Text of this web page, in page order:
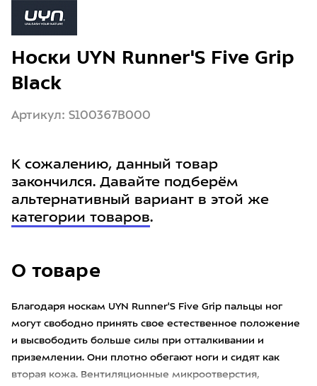
О товаре
Благодаря носкам UYN Runner'S Five Grip пальцы ног
могут свободно принять свое естественное положение
и высвободить больше силы при отталкивании и
приземлении. Они плотно обегают ноги и сидят как
вторая кожа. Вентиляционные микроотверстия,
Носки UYN Runner'S Five Grip
Black
Артикул: S100367B000
К сожалению, данный товар
закончился. Давайте подберём
альтернативный вариант в этой же
категории товаров.